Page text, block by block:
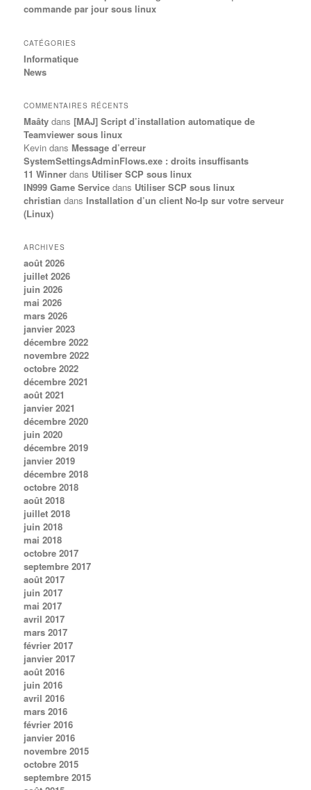
commande par jour sous linux
CATÉGORIES
Informatique
News
COMMENTAIRES RÉCENTS
Maâty dans [MAJ] Script d’installation automatique de
Teamviewer sous linux
Kevin dans Message d’erreur
SystemSettingsAdminFlows.exe : droits insuffisants
11 Winner dans Utiliser SCP sous linux
IN999 Game Service dans Utiliser SCP sous linux
christian dansInstallation d’un client No-Ip sur votre serveur
(Linux)
ARCHIVES
août 2026
juillet 2026
juin 2026
mai 2026
mars 2026
janvier 2023
décembre 2022
novembre 2022
octobre 2022
décembre 2021
août 2021
janvier 2021
décembre 2020
juin 2020
décembre 2019
janvier 2019
décembre 2018
octobre 2018
août 2018
juillet 2018
juin 2018
mai 2018
octobre 2017
septembre 2017
août 2017
juin 2017
mai 2017
avril 2017
mars 2017
février 2017
janvier 2017
août 2016
juin 2016
avril 2016
mars 2016
février 2016
janvier 2016
novembre 2015
octobre 2015
septembre 2015